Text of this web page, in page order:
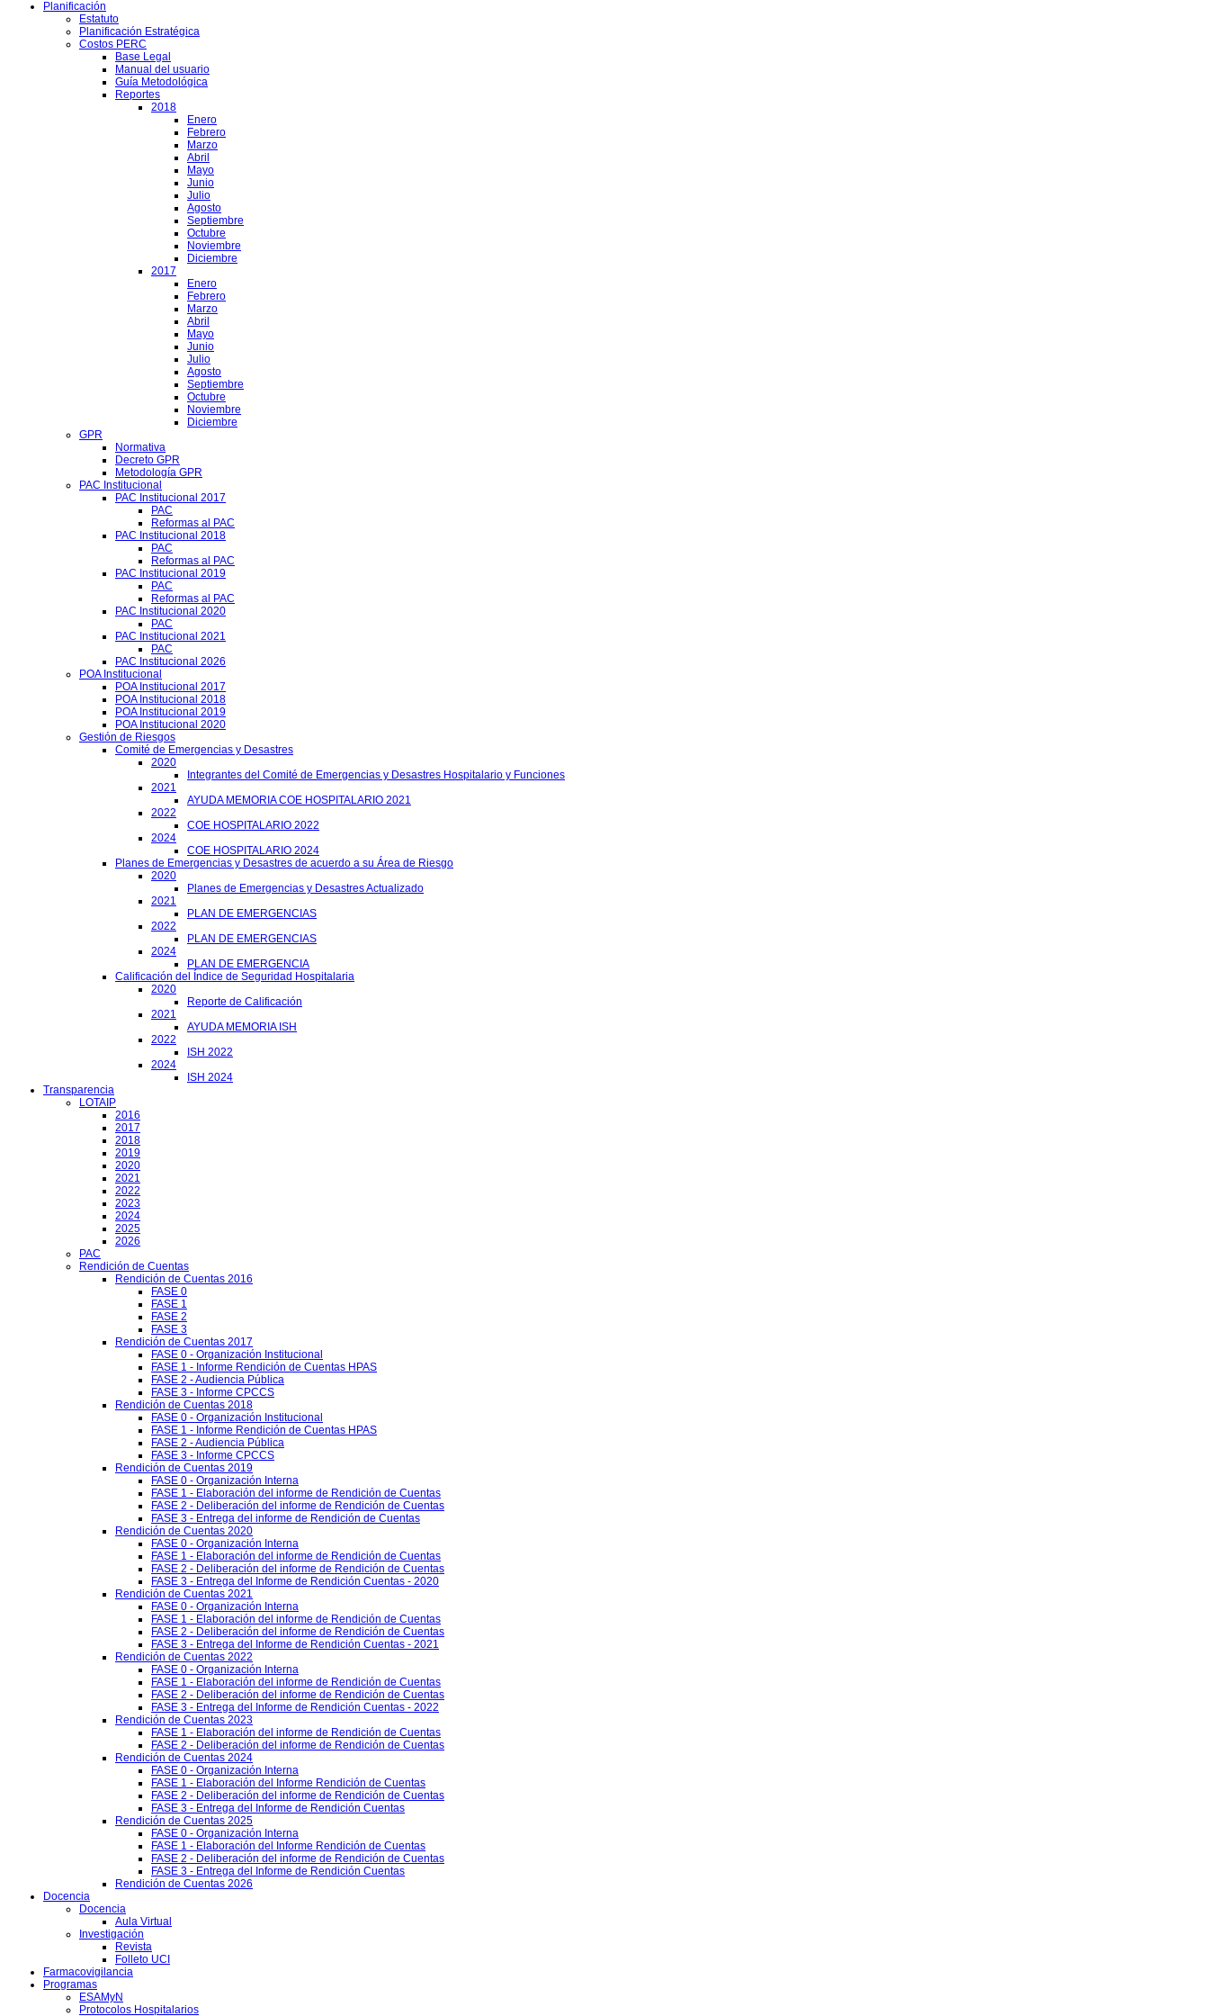
Planificación
Estatuto
Planificación Estratégica
Costos PERC
Base Legal
Manual del usuario
Guía Metodológica
Reportes
2018
Enero
Febrero
Marzo
Abril
Mayo
Junio
Julio
Agosto
Septiembre
Octubre
Noviembre
Diciembre
2017
Enero
Febrero
Marzo
Abril
Mayo
Junio
Julio
Agosto
Septiembre
Octubre
Noviembre
Diciembre
GPR
Normativa
Decreto GPR
Metodología GPR
PAC Institucional
PAC Institucional 2017
PAC
Reformas al PAC
PAC Institucional 2018
PAC
Reformas al PAC
PAC Institucional 2019
PAC
Reformas al PAC
PAC Institucional 2020
PAC
PAC Institucional 2021
PAC
PAC Institucional 2026
POA Institucional
POA Institucional 2017
POA Institucional 2018
POA Institucional 2019
POA Institucional 2020
Gestión de Riesgos
Comité de Emergencias y Desastres
2020
Integrantes del Comité de Emergencias y Desastres Hospitalario y Funciones
2021
AYUDA MEMORIA COE HOSPITALARIO 2021
2022
COE HOSPITALARIO 2022
2024
COE HOSPITALARIO 2024
Planes de Emergencias y Desastres de acuerdo a su Área de Riesgo
2020
Planes de Emergencias y Desastres Actualizado
2021
PLAN DE EMERGENCIAS
2022
PLAN DE EMERGENCIAS
2024
PLAN DE EMERGENCIA
Calificación del Índice de Seguridad Hospitalaria
2020
Reporte de Calificación
2021
AYUDA MEMORIA ISH
2022
ISH 2022
2024
ISH 2024
Transparencia
LOTAIP
2016
2017
2018
2019
2020
2021
2022
2023
2024
2025
2026
PAC
Rendición de Cuentas
Rendición de Cuentas 2016
FASE 0
FASE 1
FASE 2
FASE 3
Rendición de Cuentas 2017
FASE 0 - Organización Institucional
FASE 1 - Informe Rendición de Cuentas HPAS
FASE 2 - Audiencia Pública
FASE 3 - Informe CPCCS
Rendición de Cuentas 2018
FASE 0 - Organización Institucional
FASE 1 - Informe Rendición de Cuentas HPAS
FASE 2 - Audiencia Pública
FASE 3 - Informe CPCCS
Rendición de Cuentas 2019
FASE 0 - Organización Interna
FASE 1 - Elaboración del informe de Rendición de Cuentas
FASE 2 - Deliberación del informe de Rendición de Cuentas
FASE 3 - Entrega del informe de Rendición de Cuentas
Rendición de Cuentas 2020
FASE 0 - Organización Interna
FASE 1 - Elaboración del informe de Rendición de Cuentas
FASE 2 - Deliberación del informe de Rendición de Cuentas
FASE 3 - Entrega del Informe de Rendición Cuentas - 2020
Rendición de Cuentas 2021
FASE 0 - Organización Interna
FASE 1 - Elaboración del informe de Rendición de Cuentas
FASE 2 - Deliberación del informe de Rendición de Cuentas
FASE 3 - Entrega del Informe de Rendición Cuentas - 2021
Rendición de Cuentas 2022
FASE 0 - Organización Interna
FASE 1 - Elaboración del informe de Rendición de Cuentas
FASE 2 - Deliberación del informe de Rendición de Cuentas
FASE 3 - Entrega del Informe de Rendición Cuentas - 2022
Rendición de Cuentas 2023
FASE 1 - Elaboración del informe de Rendición de Cuentas
FASE 2 - Deliberación del informe de Rendición de Cuentas
Rendición de Cuentas 2024
FASE 0 - Organización Interna
FASE 1 - Elaboración del Informe Rendición de Cuentas
FASE 2 - Deliberación del informe de Rendición de Cuentas
FASE 3 - Entrega del Informe de Rendición Cuentas
Rendición de Cuentas 2025
FASE 0 - Organización Interna
FASE 1 - Elaboración del Informe Rendición de Cuentas
FASE 2 - Deliberación del informe de Rendición de Cuentas
FASE 3 - Entrega del Informe de Rendición Cuentas
Rendición de Cuentas 2026
Docencia
Docencia
Aula Virtual
Investigación
Revista
Folleto UCI
Farmacovigilancia
Programas
ESAMyN
Protocolos Hospitalarios